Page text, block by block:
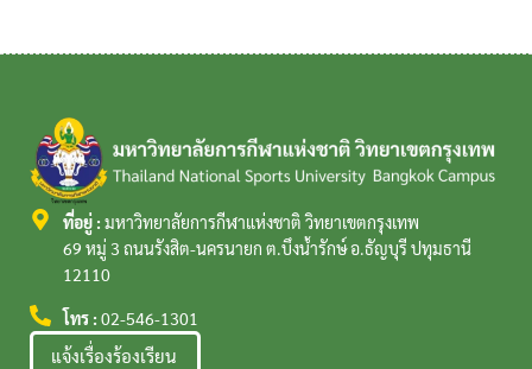
ที่อยู่ : มหาวิทยาลัยการกีฬาแห่งชาติ วิทยาเขตกรุงเทพ
69 หมู่ 3 ถนนรังสิต-นครนายก ต.บึงน้ำรักษ์ อ.ธัญบุรี ปทุมธานี
12110
โทร : 02-546-1301
แจ้งเรื่องร้องเรียน